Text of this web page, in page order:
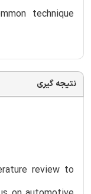
technique
نتیجه گیری
review to